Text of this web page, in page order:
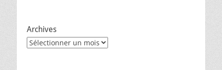
Archives
Archives